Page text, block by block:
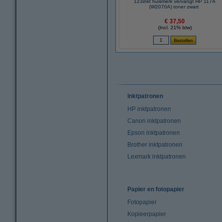
123inkt huismerk vervangt HP 117A
(W2070A) toner zwart
€ 37,50
(Incl. 21% btw)
Inktpatronen
HP inktpatronen
Canon inktpatronen
Epson inktpatronen
Brother inktpatronen
Lexmark inktpatronen
Papier en fotopapier
Fotopapier
Kopieerpapier